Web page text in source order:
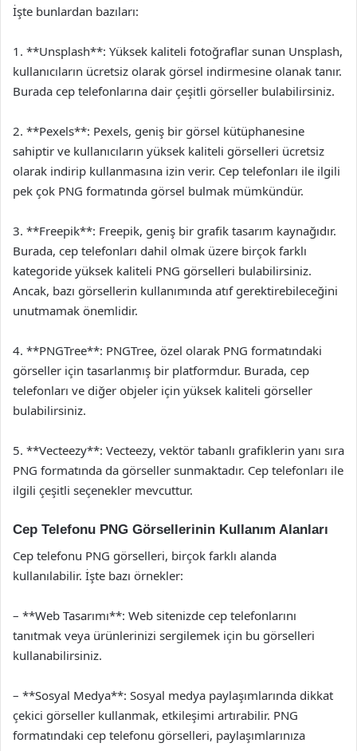
İşte bunlardan bazıları:
1. **Unsplash**: Yüksek kaliteli fotoğraflar sunan Unsplash,
kullanıcıların ücretsiz olarak görsel indirmesine olanak tanır.
Burada cep telefonlarına dair çeşitli görseller bulabilirsiniz.
2. **Pexels**: Pexels, geniş bir görsel kütüphanesine
sahiptir ve kullanıcıların yüksek kaliteli görselleri ücretsiz
olarak indirip kullanmasına izin verir. Cep telefonları ile ilgili
pek çok PNG formatında görsel bulmak mümkündür.
3. **Freepik**: Freepik, geniş bir grafik tasarım kaynağıdır.
Burada, cep telefonları dahil olmak üzere birçok farklı
kategoride yüksek kaliteli PNG görselleri bulabilirsiniz.
Ancak, bazı görsellerin kullanımında atıf gerektirebileceğini
unutmamak önemlidir.
4. **PNGTree**: PNGTree, özel olarak PNG formatındaki
görseller için tasarlanmış bir platformdur. Burada, cep
telefonları ve diğer objeler için yüksek kaliteli görseller
bulabilirsiniz.
5. **Vecteezy**: Vecteezy, vektör tabanlı grafiklerin yanı sıra
PNG formatında da görseller sunmaktadır. Cep telefonları ile
ilgili çeşitli seçenekler mevcuttur.
Cep Telefonu PNG Görsellerinin Kullanım Alanları
Cep telefonu PNG görselleri, birçok farklı alanda
kullanılabilir. İşte bazı örnekler:
– **Web Tasarımı**: Web sitenizde cep telefonlarını
tanıtmak veya ürünlerinizi sergilemek için bu görselleri
kullanabilirsiniz.
– **Sosyal Medya**: Sosyal medya paylaşımlarında dikkat
çekici görseller kullanmak, etkileşimi artırabilir. PNG
formatındaki cep telefonu görselleri, paylaşımlarınıza